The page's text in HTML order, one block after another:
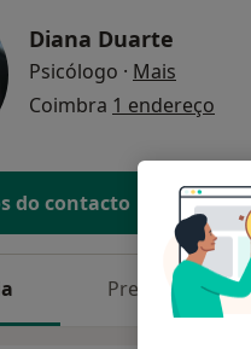
Diana Duarte
Psicólogo · Mais
Coimbra 1 endereço
do contacto
Preços